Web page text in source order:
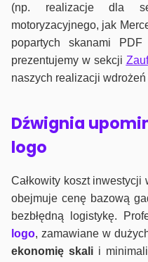
(np. realizacje dla
motoryzacyjnego, jak
popartych skanami
prezentujemy w sekcji
naszych realizacji
Dźwignia
logo
Całkowity koszt
obejmuje cenę bazową
bezbłędną logistykę.
logo, zamawiane w
ekonomię skalii